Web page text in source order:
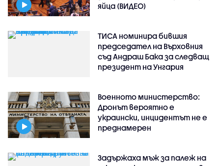
яйца (ВИДЕО)
ТИСА номинира бившия
председател на Върховния
съд Андраш Бака за следващ
президент на Унгария
Военното министерство:
Дронът вероятно е
украински, инцидентът не е
преднамерен
Задържаха мъж за палеж на